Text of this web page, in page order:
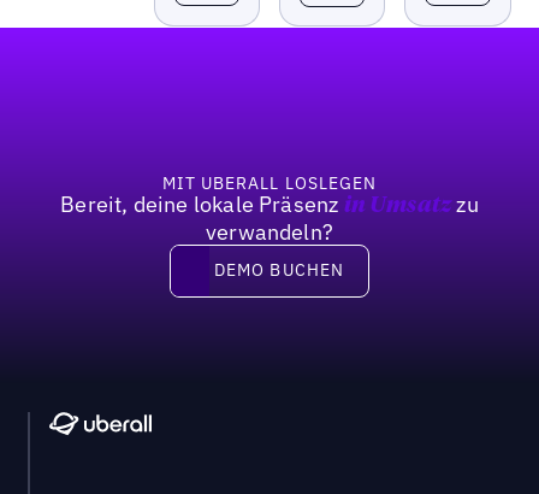
MIT UBERALL LOSLEGEN
Bereit, deine lokale Präsenz in Umsatzzu
verwandeln?
DEMO BUCHEN
DEMO BUCHEN